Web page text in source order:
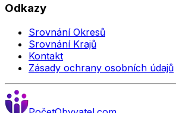
Odkazy
Srovnání Okresů
Srovnání Krajů
Kontakt
Zásady ochrany osobních údajů